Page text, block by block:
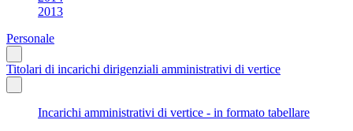
2013
Personale
Titolari di incarichi dirigenziali amministrativi di vertice
Incarichi amministrativi di vertice - in formato tabellare